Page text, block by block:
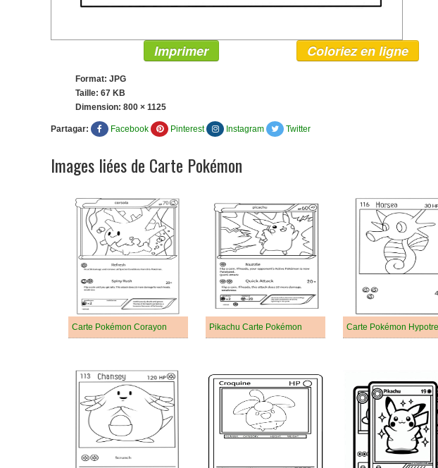
Imprimer Coloriez en ligne
Format: JPG
Taille: 67 KB
Dimension: 800 × 1125
Partagar: Facebook Pinterest Instagram Twitter
Images liées de Carte Pokémon
Carte Pokémon Corayon Pikachu Carte Pokémon Carte Pokémon